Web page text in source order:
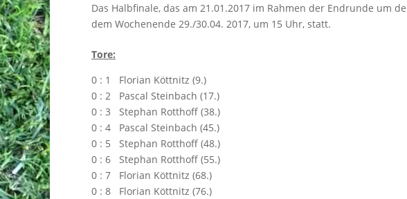
Das Halbfinale, das am 21.01.2017 im Rahmen der Endrunde um
dem Wochenende 29./30.04. 2017, um 15 Uhr, statt.
Tore:
0 : 1 Florian Köttnitz (9.)
0 : 2 Pascal Steinbach (17.)
0 : 3 Stephan Rotthoff (38.)
0 : 4 Pascal Steinbach (45.)
0 : 5 Stephan Rotthoff (48.)
0 : 6 Stephan Rotthoff (55.)
0 : 7 Florian Köttnitz (68.)
0 : 8 Florian Köttnitz (76.)